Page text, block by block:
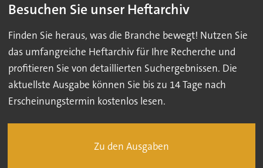
Besuchen Sie unser Heftarchiv
Finden Sie heraus, was die Branche bewegt! Nutzen Sie
das umfangreiche Heftarchiv für Ihre Recherche und
profitieren Sie von detaillierten Suchergebnissen. Die
aktuellste Ausgabe können Sie bis zu 14 Tage nach
Erscheinungstermin kostenlos lesen.
Zu den Ausgaben